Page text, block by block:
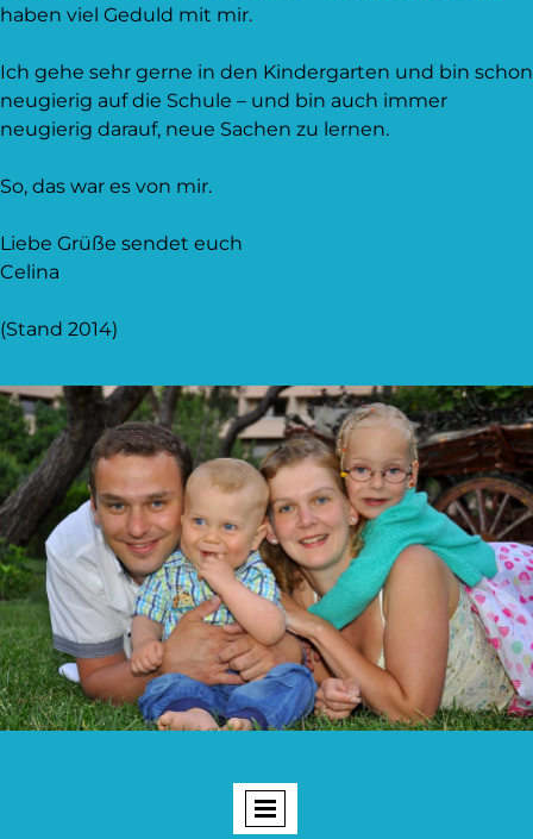
haben viel Geduld mit mir.
Ich gehe sehr gerne in den Kindergarten und bin schon
neugierig auf die Schule – und bin auch immer
neugierig darauf, neue Sachen zu lernen.
So, das war es von mir.
Liebe Grüße sendet euch
Celina
(Stand 2014)